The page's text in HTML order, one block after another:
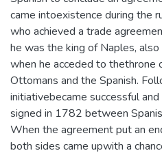
came intoexistence during the
who achieved a trade
he was the king of Naples,
when he acceded to thethrone
Ottomans and the Spanish.
initiativebecame successful
signed in 1782 between
When the agreement put an
both sides came upwith a